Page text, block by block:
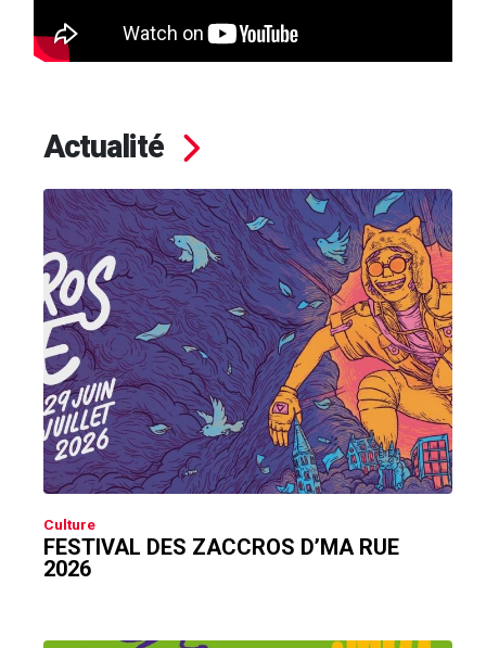
Actualité
Culture
FESTIVAL DES ZACCROS D’MA RUE
2026